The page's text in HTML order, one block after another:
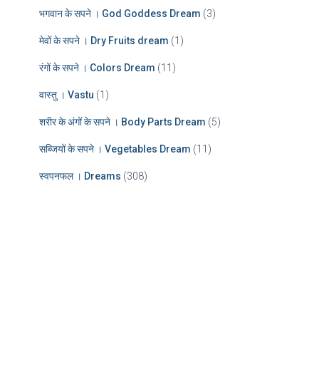
भगवान के सपने । God Goddess Dream (3)
मेवों के सपने । Dry Fruits dream (1)
रंगों के सपने । Colors Dream (11)
वास्तु । Vastu (1)
शरीर के अंगों के सपने । Body Parts Dream (5)
सब्जियों के सपने । Vegetables Dream (11)
स्वपनफल । Dreams (308)